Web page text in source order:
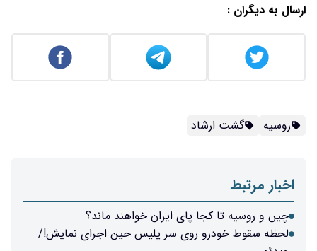
ارسال به دیگران :
روسیه گشت ارشاد
اخبار مرتبط
چین و روسیه تا کجا پای ایران خواهند ماند؟
لحظه سقوط خودرو روی سر پلیس حین اجرای نمایش!/